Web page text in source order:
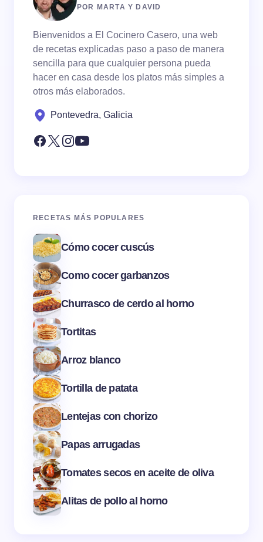
POR MARTA Y DAVID
Bienvenidos a El Cocinero Casero, una web
de recetas explicadas paso a paso de manera
sencilla para que cualquier persona pueda
hacer en casa desde los platos más simples a
otros más elaborados.
Pontevedra, Galicia
RECETAS MÁS POPULARES
Cómo cocer cuscús
Como cocer garbanzos
Churrasco de cerdo al horno
Tortitas
Arroz blanco
Tortilla de patata
Lentejas con chorizo
Papas arrugadas
Tomates secos en aceite de oliva
Alitas de pollo al horno